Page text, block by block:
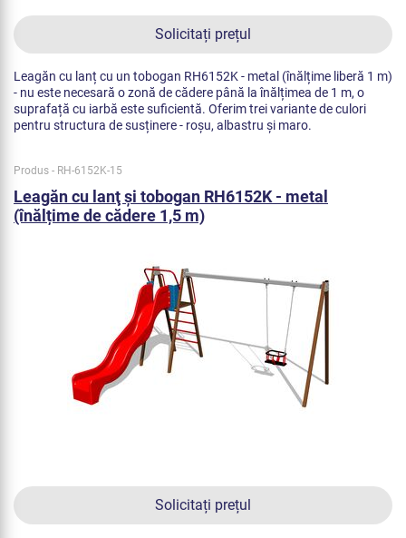
Solicitați prețul
Leagăn cu lanț cu un tobogan RH6152K - metal (înălțime liberă 1 m)
- nu este necesară o zonă de cădere până la înălțimea de 1 m, o
suprafață cu iarbă este suficientă. Oferim trei variante de culori
pentru structura de susținere - roșu, albastru și maro.
Produs - RH-6152K-15
Leagăn cu lanţ şi tobogan RH6152K - metal
(înălțime de cădere 1,5 m)
Solicitați prețul